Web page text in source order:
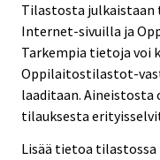
Tilastosta julkaistaan
Internet-sivuilla ja
Tarkempia tietoja voi
Oppilaitostilastot-
laaditaan. Aineistosta
tilauksesta
Lisää tietoa